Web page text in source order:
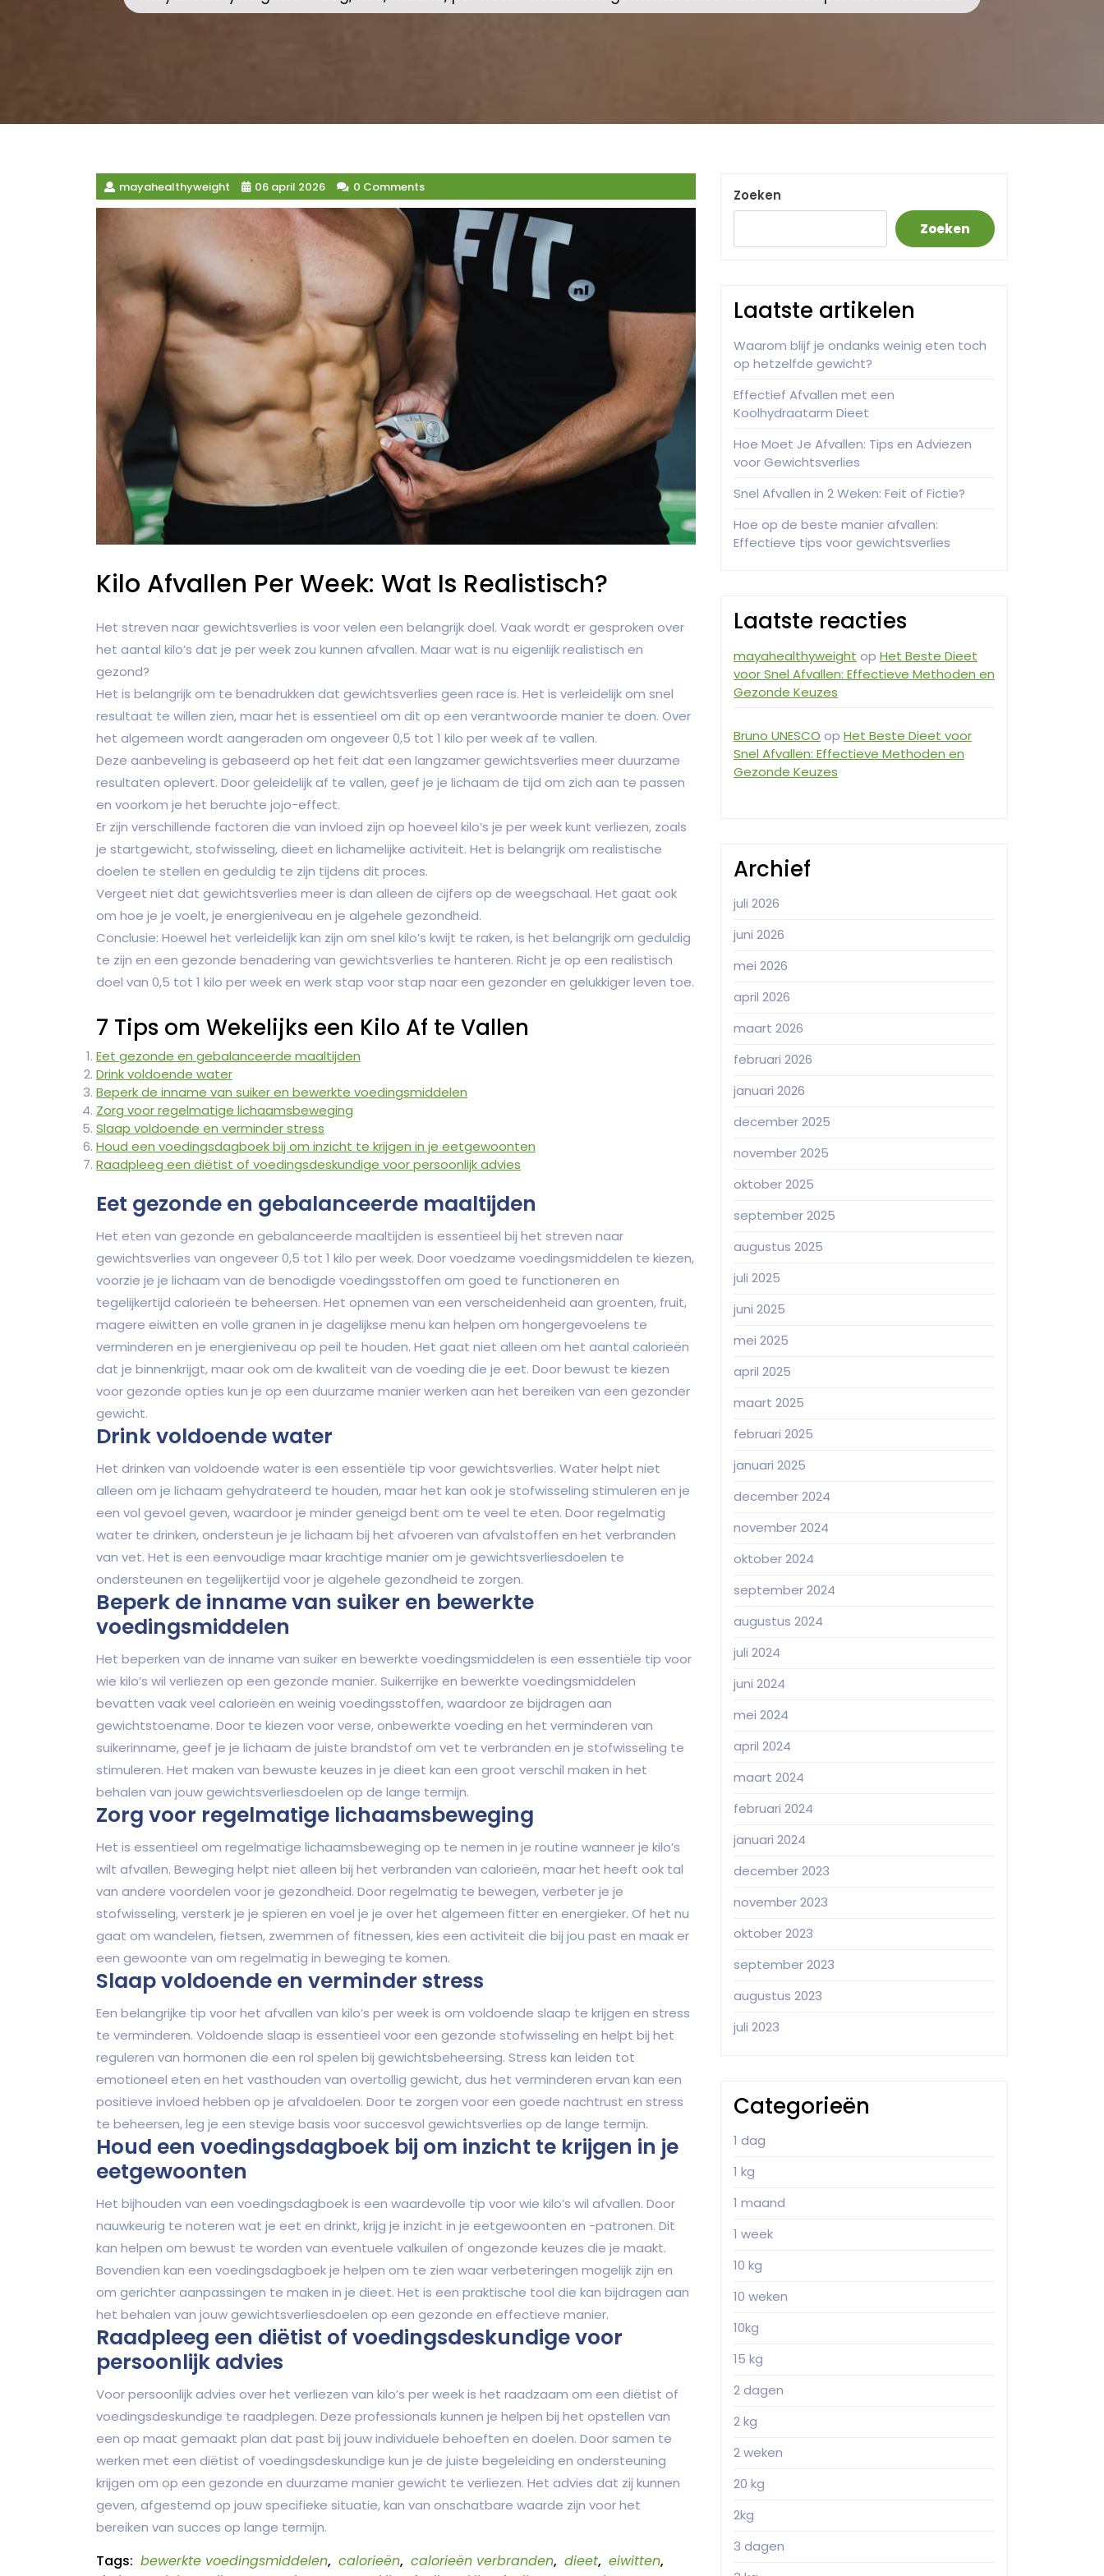
mayahealthyweight 06 april 2026 0 Comments
Kilo Afvallen Per Week: Wat Is Realistisch?
Het streven naar gewichtsverlies is voor velen een belangrijk doel. Vaak wordt er gesproken over
het aantal kilo’s dat je per week zou kunnen afvallen. Maar wat is nu eigenlijk realistisch en
gezond?
Het is belangrijk om te benadrukken dat gewichtsverlies geen race is. Het is verleidelijk om snel
resultaat te willen zien, maar het is essentieel om dit op een verantwoorde manier te doen. Over
het algemeen wordt aangeraden om ongeveer 0,5 tot 1 kilo per week af te vallen.
Deze aanbeveling is gebaseerd op het feit dat een langzamer gewichtsverlies meer duurzame
resultaten oplevert. Door geleidelijk af te vallen, geef je je lichaam de tijd om zich aan te passen
en voorkom je het beruchte jojo-effect.
Er zijn verschillende factoren die van invloed zijn op hoeveel kilo’s je per week kunt verliezen, zoals
je startgewicht, stofwisseling, dieet en lichamelijke activiteit. Het is belangrijk om realistische
doelen te stellen en geduldig te zijn tijdens dit proces.
Vergeet niet dat gewichtsverlies meer is dan alleen de cijfers op de weegschaal. Het gaat ook
om hoe je je voelt, je energieniveau en je algehele gezondheid.
Conclusie: Hoewel het verleidelijk kan zijn om snel kilo’s kwijt te raken, is het belangrijk om geduldig
te zijn en een gezonde benadering van gewichtsverlies te hanteren. Richt je op een realistisch
doel van 0,5 tot 1 kilo per week en werk stap voor stap naar een gezonder en gelukkiger leven toe.
7 Tips om Wekelijks een Kilo Af te Vallen
Eet gezonde en gebalanceerde maaltijden
Drink voldoende water
Beperk de inname van suiker en bewerkte voedingsmiddelen
Zorg voor regelmatige lichaamsbeweging
Slaap voldoende en verminder stress
Houd een voedingsdagboek bij om inzicht te krijgen in je eetgewoonten
Raadpleeg een diëtist of voedingsdeskundige voor persoonlijk advies
Eet gezonde en gebalanceerde maaltijden
Het eten van gezonde en gebalanceerde maaltijden is essentieel bij het streven naar
gewichtsverlies van ongeveer 0,5 tot 1 kilo per week. Door voedzame voedingsmiddelen te kiezen,
voorzie je je lichaam van de benodigde voedingsstoffen om goed te functioneren en
tegelijkertijd calorieën te beheersen. Het opnemen van een verscheidenheid aan groenten, fruit,
magere eiwitten en volle granen in je dagelijkse menu kan helpen om hongergevoelens te
verminderen en je energieniveau op peil te houden. Het gaat niet alleen om het aantal calorieën
dat je binnenkrijgt, maar ook om de kwaliteit van de voeding die je eet. Door bewust te kiezen
voor gezonde opties kun je op een duurzame manier werken aan het bereiken van een gezonder
gewicht.
Drink voldoende water
Het drinken van voldoende water is een essentiële tip voor gewichtsverlies. Water helpt niet
alleen om je lichaam gehydrateerd te houden, maar het kan ook je stofwisseling stimuleren en je
een vol gevoel geven, waardoor je minder geneigd bent om te veel te eten. Door regelmatig
water te drinken, ondersteun je je lichaam bij het afvoeren van afvalstoffen en het verbranden
van vet. Het is een eenvoudige maar krachtige manier om je gewichtsverliesdoelen te
ondersteunen en tegelijkertijd voor je algehele gezondheid te zorgen.
Beperk de inname van suiker en bewerkte
voedingsmiddelen
Het beperken van de inname van suiker en bewerkte voedingsmiddelen is een essentiële tip voor
wie kilo’s wil verliezen op een gezonde manier. Suikerrijke en bewerkte voedingsmiddelen
bevatten vaak veel calorieën en weinig voedingsstoffen, waardoor ze bijdragen aan
gewichtstoename. Door te kiezen voor verse, onbewerkte voeding en het verminderen van
suikerinname, geef je je lichaam de juiste brandstof om vet te verbranden en je stofwisseling te
stimuleren. Het maken van bewuste keuzes in je dieet kan een groot verschil maken in het
behalen van jouw gewichtsverliesdoelen op de lange termijn.
Zorg voor regelmatige lichaamsbeweging
Het is essentieel om regelmatige lichaamsbeweging op te nemen in je routine wanneer je kilo’s
wilt afvallen. Beweging helpt niet alleen bij het verbranden van calorieën, maar het heeft ook tal
van andere voordelen voor je gezondheid. Door regelmatig te bewegen, verbeter je je
stofwisseling, versterk je je spieren en voel je je over het algemeen fitter en energieker. Of het nu
gaat om wandelen, fietsen, zwemmen of fitnessen, kies een activiteit die bij jou past en maak er
een gewoonte van om regelmatig in beweging te komen.
Slaap voldoende en verminder stress
Een belangrijke tip voor het afvallen van kilo’s per week is om voldoende slaap te krijgen en stress
te verminderen. Voldoende slaap is essentieel voor een gezonde stofwisseling en helpt bij het
reguleren van hormonen die een rol spelen bij gewichtsbeheersing. Stress kan leiden tot
emotioneel eten en het vasthouden van overtollig gewicht, dus het verminderen ervan kan een
positieve invloed hebben op je afvaldoelen. Door te zorgen voor een goede nachtrust en stress
te beheersen, leg je een stevige basis voor succesvol gewichtsverlies op de lange termijn.
Houd een voedingsdagboek bij om inzicht te krijgen in je
eetgewoonten
Het bijhouden van een voedingsdagboek is een waardevolle tip voor wie kilo’s wil afvallen. Door
nauwkeurig te noteren wat je eet en drinkt, krijg je inzicht in je eetgewoonten en -patronen. Dit
kan helpen om bewust te worden van eventuele valkuilen of ongezonde keuzes die je maakt.
Bovendien kan een voedingsdagboek je helpen om te zien waar verbeteringen mogelijk zijn en
om gerichter aanpassingen te maken in je dieet. Het is een praktische tool die kan bijdragen aan
het behalen van jouw gewichtsverliesdoelen op een gezonde en effectieve manier.
Raadpleeg een diëtist of voedingsdeskundige voor
persoonlijk advies
Voor persoonlijk advies over het verliezen van kilo’s per week is het raadzaam om een diëtist of
voedingsdeskundige te raadplegen. Deze professionals kunnen je helpen bij het opstellen van
een op maat gemaakt plan dat past bij jouw individuele behoeften en doelen. Door samen te
werken met een diëtist of voedingsdeskundige kun je de juiste begeleiding en ondersteuning
krijgen om op een gezonde en duurzame manier gewicht te verliezen. Het advies dat zij kunnen
geven, afgestemd op jouw specifieke situatie, kan van onschatbare waarde zijn voor het
bereiken van succes op lange termijn.
Tags: bewerkte voedingsmiddelen, calorieën, calorieën verbranden, dieet, eiwitten,
Zoeken
Zoeken
Laatste artikelen
Waarom blijf je ondanks weinig eten toch
op hetzelfde gewicht?
Effectief Afvallen met een
Koolhydraatarm Dieet
Hoe Moet Je Afvallen: Tips en Adviezen
voor Gewichtsverlies
Snel Afvallen in 2 Weken: Feit of Fictie?
Hoe op de beste manier afvallen:
Effectieve tips voor gewichtsverlies
Laatste reacties
mayahealthyweight op Het Beste Dieet
voor Snel Afvallen: Effectieve Methoden en
Gezonde Keuzes
Bruno UNESCO op Het Beste Dieet voor
Snel Afvallen: Effectieve Methoden en
Gezonde Keuzes
Archief
juli 2026
juni 2026
mei 2026
april 2026
maart 2026
februari 2026
januari 2026
december 2025
november 2025
oktober 2025
september 2025
augustus 2025
juli 2025
juni 2025
mei 2025
april 2025
maart 2025
februari 2025
januari 2025
december 2024
november 2024
oktober 2024
september 2024
augustus 2024
juli 2024
juni 2024
mei 2024
april 2024
maart 2024
februari 2024
januari 2024
december 2023
november 2023
oktober 2023
september 2023
augustus 2023
juli 2023
Categorieën
1 dag
1 kg
1 maand
1 week
10 kg
10 weken
10kg
15 kg
2 dagen
2 kg
2 weken
20 kg
2kg
3 dagen